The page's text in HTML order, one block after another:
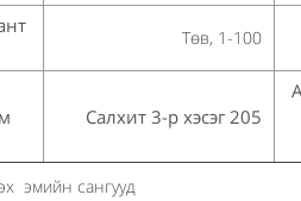
Төв, 1-100
Салхит 3-р хэсэг 205
эмийн сангууд